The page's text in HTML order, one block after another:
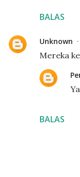
BALAS
Unknown
Mereka
BALAS